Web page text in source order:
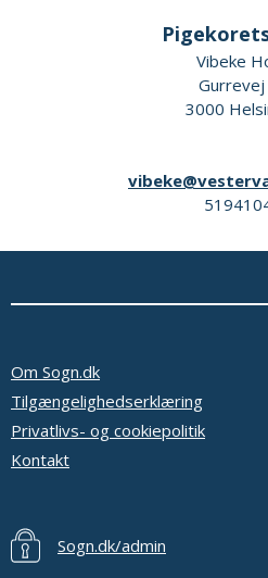
Vibeke
Gurrevej
3000
Om Sogn.dk
Tilgængelighedserklæring
Privatlivs- og cookiepolitik
Kontakt
Sogn.dk/admin